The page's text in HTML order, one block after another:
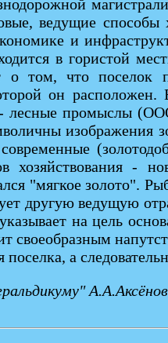
ведущие способы
и
в гористой
том, что поселок
он расположен.
- лесные промыслы
изображения
хозяйствования -
"мягкое золото".
другую ведущую
на цель
своеобразным
а